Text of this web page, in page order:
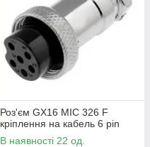
Роз'єм GX16 MIC 326 F
кріплення на кабель 6 pin
В наявності 22 од.